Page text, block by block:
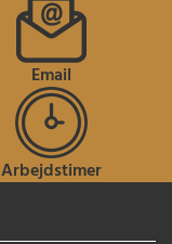
Email
Arbejdstimer